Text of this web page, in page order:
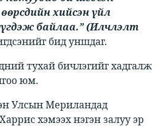
хийсэн үйл
байлаа.” (Илчлэлт
бид уншдаг.​
тухай бичлэгийг хадгалж
юм.​
Улсын Мериландад
хэмээх нэгэн залуу эр